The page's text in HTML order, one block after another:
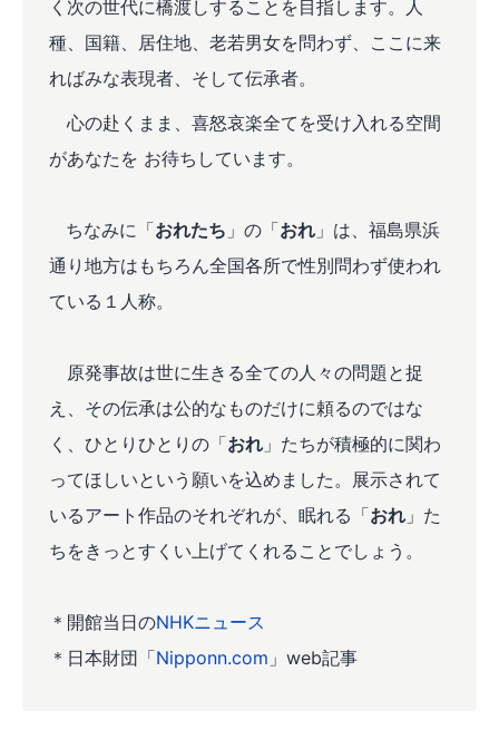
く次の世代に橋渡しすることを目指します。人
種、国籍、居住地、老若男女を問わず、ここに来
ればみな表現者、そして伝承者。
心の赴くまま、喜怒哀楽全てを受け入れる空間
があなたを お待ちしています。
ちなみに「おれたち 」の「おれ 」は、福島県浜
通り地方はもちろん全国各所で性別問わず使われ
ている１人称。
原発事故は世に生きる全ての人々の問題と捉
え、その伝承は公的なものだけに頼るのではな
く、ひとりひとりの「おれ 」たちが積極的に関わ
ってほしいという願いを込めました。展示されて
いるアート作品のそれぞれが、眠れる「おれ 」た
ちをきっとすくい上げてくれることでしょう。
＊開館当日のNHKニュース
＊日本財団「Nipponn.com 」web記事